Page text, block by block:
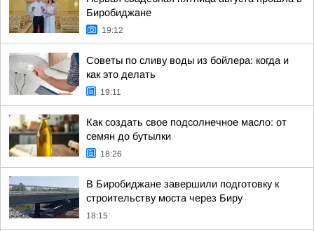
Биробиджане
19:12
Советы по сливу воды из бойлера: когда и
как это делать
19:11
Как создать свое подсолнечное масло: от
семян до бутылки
18:26
В Биробиджане завершили подготовку к
строительству моста через Биру
18:15